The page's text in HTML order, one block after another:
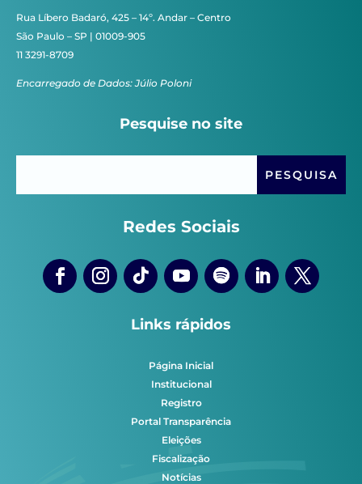
Rua Líbero Badaró, 425 – 14º. Andar – Centro
São Paulo – SP | 01009-905
11 3291-8709
Encarregado de Dados: Júlio Poloni
Pesquise no site
Redes Sociais
Links rápidos
Página Inicial
Institucional
Registro
Portal Transparência
Eleições
Fiscalização
Notícias